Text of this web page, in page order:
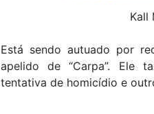
Kall
Está sendo autuado por
apelido de “Carpa”. Ele
tentativa de homicídio e